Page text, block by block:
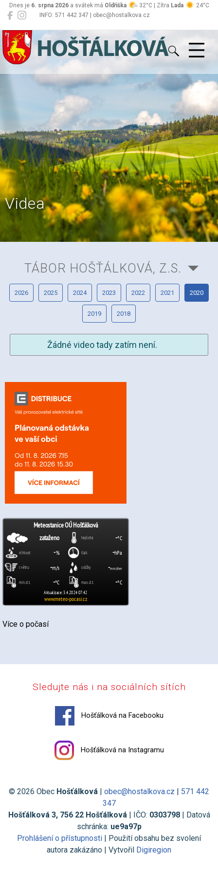
INFO: 571 442 347 | obec@hostalkova.cz
Dnes je 6. srpna 2026a svátek má Oldřiška 32°C | Zítra Lada 24°C
Hošťálková
Videa
Více o počasí
TÁBOR HOŠŤÁLKOVÁ, Z.S.
2026 2025 2024 2023 2022 2021 2020
2019 2018
Žádné video tady zatím není.
Sledujte nás i na sociálních sítích
Hošťálková na Facebooku
Hošťálková na Instagramu
© 2026 Obec Hošťálková | obec@hostalkova.cz | 571 442
347
Hošťálková 3, 756 22 Hošťálková| IČO: 0303798| Datová
schránka: ue9a97p
Prohlášení o přístupnosti | Použití obsahu bez svolení
autora zakázáno | Vytvořil Digiregion